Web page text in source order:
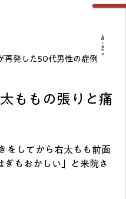
再発した50代男性の症例
ももの張りと痛
をしてから右太もも前面
もおかしい」と来院さ
お問い合わせ